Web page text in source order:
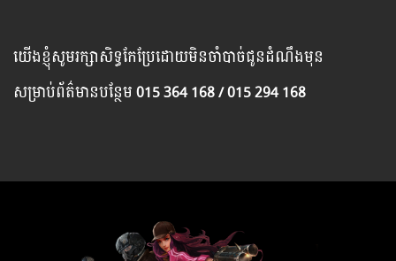
យើង​ខ្ញុំ​សូម​រក្សា​សិទ្ធ​កែ​ប្រែ​ដោយ​មិន​ចាំ​បាច់​ជូន​ដំណឹង​មុន
សម្រាប់​ព័ត៌មាន​បន្ថែម​015 364 168 / 015 294 168